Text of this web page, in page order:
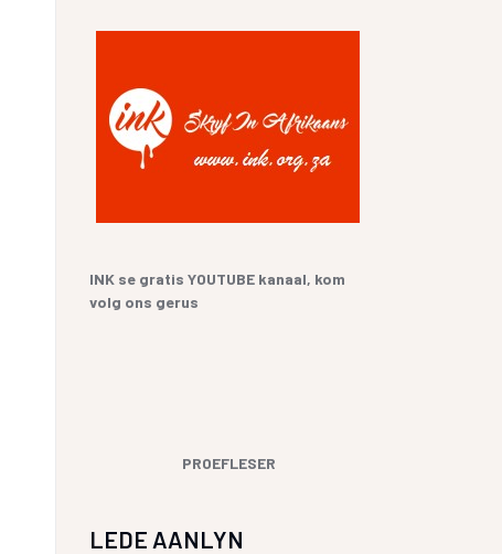
HENNING VAN
INK se gratis YOUTUBE kanaal, kom
volg ons gerus
PROEFLESER
LEDE AANLYN